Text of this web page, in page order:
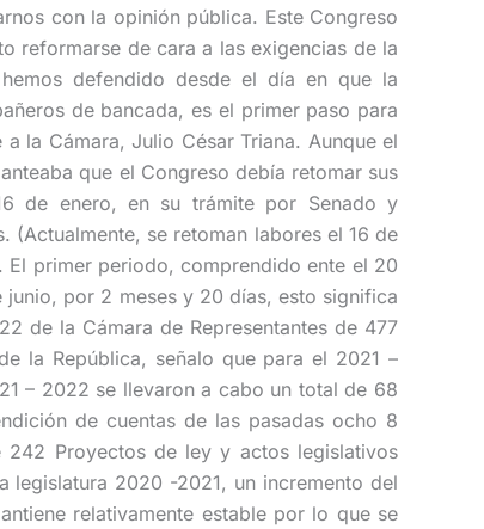
con la opinión pública. Este Congreso
reformarse de cara a las exigencias de la
defendido desde el día en que la
de bancada, es el primer paso para
la Cámara, Julio César Triana. Aunque el
que el Congreso debía retomar sus
de enero, en su trámite por Senado y
(Actualmente, se retoman labores el 16 de
El primer periodo, comprendido ente el 20
por 2 meses y 20 días, esto significa
de la Cámara de Representantes de 477
la República, señalo que para el 2021 –
– 2022 se llevaron a cabo un total de 68
de cuentas de las pasadas ocho 8
Proyectos de ley y actos legislativos
legislatura 2020 -2021, un incremento del
relativamente estable por lo que se